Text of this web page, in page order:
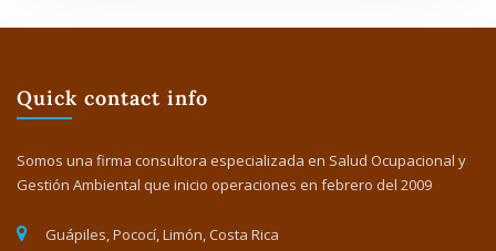
Quick contact info
Somos una firma consultora especializada en Salud Ocupacional y
Gestión Ambiental que inicio operaciones en febrero del 2009
Guápiles, Pococí, Limón, Costa Rica